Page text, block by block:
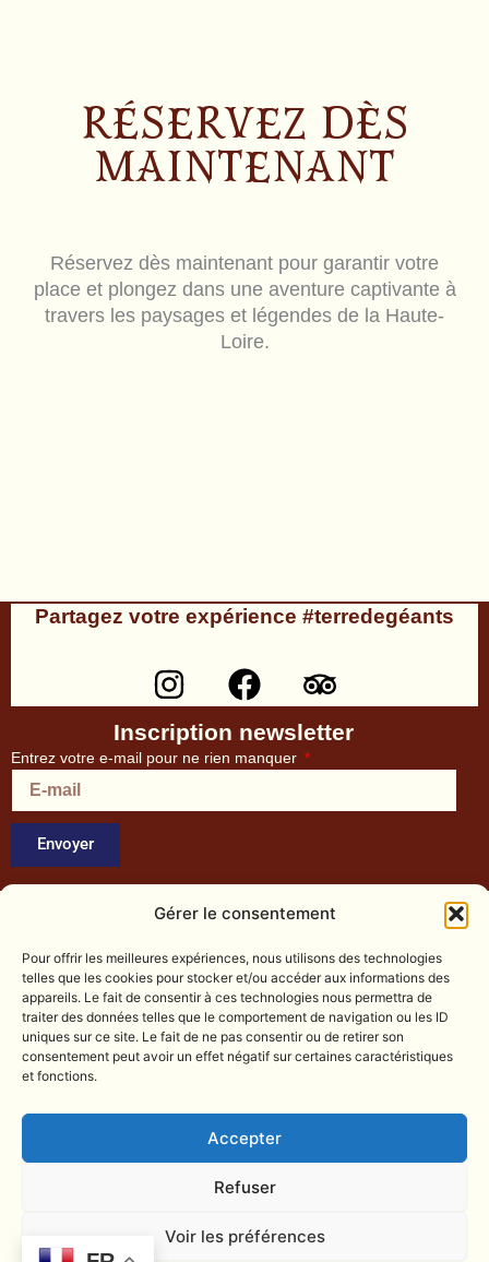
Gérer le consentement
Pour offrir les meilleures expériences, nous utilisons des technologies
telles que les cookies pour stocker et/ou accéder aux informations des
appareils. Le fait de consentir à ces technologies nous permettra de
traiter des données telles que le comportement de navigation ou les ID
uniques sur ce site. Le fait de ne pas consentir ou de retirer son
consentement peut avoir un effet négatif sur certaines caractéristiques
et fonctions.
Accepter
Refuser
Voir les préférences
RÉSERVEZ DÈS
MAINTENANT
Réservez dès maintenant pour garantir votre
place et plongez dans une aventure captivante à
travers les paysages et légendes de la Haute-
Loire.
Partagez votre expérience #terredegéants
I
n
s
t
a
m
F
a
c
e
k
T
r
i
p
i
s
o
r
Inscription newsletter
Entrez votre e-mail pour ne rien manquer
Envoyer
1 Rue Grasmanent, 43000 Le Puy-en-Velay
Téléphone : 04 12 04 43 43
ACHETER VOS TICKETS